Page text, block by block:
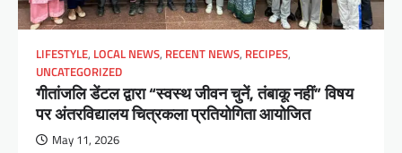
LIFESTYLE, LOCAL NEWS, RECENT NEWS, RECIPES,
UNCATEGORIZED
गीतांजलि डेंटल द्वारा “स्वस्थ जीवन चुनें, तंबाकू नहीं” विषय
पर अंतरविद्यालय चित्रकला प्रतियोगिता आयोजित
May 11, 2026